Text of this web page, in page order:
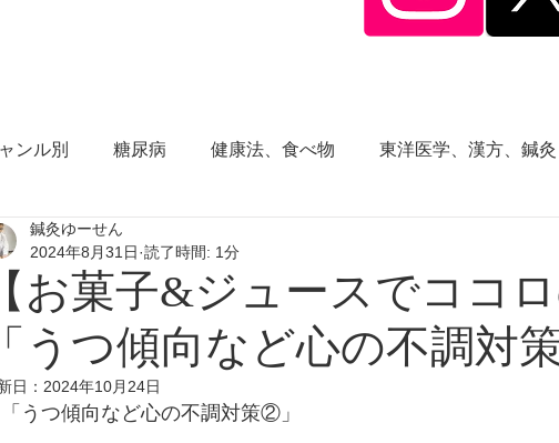
ンル別 糖尿病 健康法、食べ物 東洋医学、漢方、鍼灸
東洋思想
血圧の症状 頭部の症状 頭痛 夜間尿 小児の症状
睡眠障害、不眠症 花粉症(アレルギー性鼻炎）
お菓子&ジュースでココロ
うつ傾向など心の不調対
鍼灸ゆーせん
2024年8月31日 読了時間: 1分
日： 2024年10月24日
「うつ傾向など心の不調対策②」